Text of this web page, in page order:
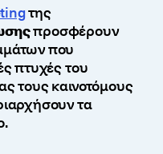
της
προσφέρουν
που
πτυχές του
τους καινοτόμους
τα